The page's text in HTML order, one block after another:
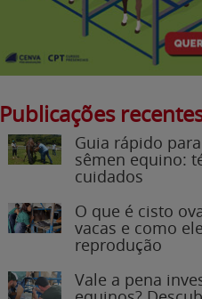
Publicações
Guia rápido para
sêmen equino:
cuidados
O que é cisto
vacas e como
reprodução
Vale a pena
equinos?